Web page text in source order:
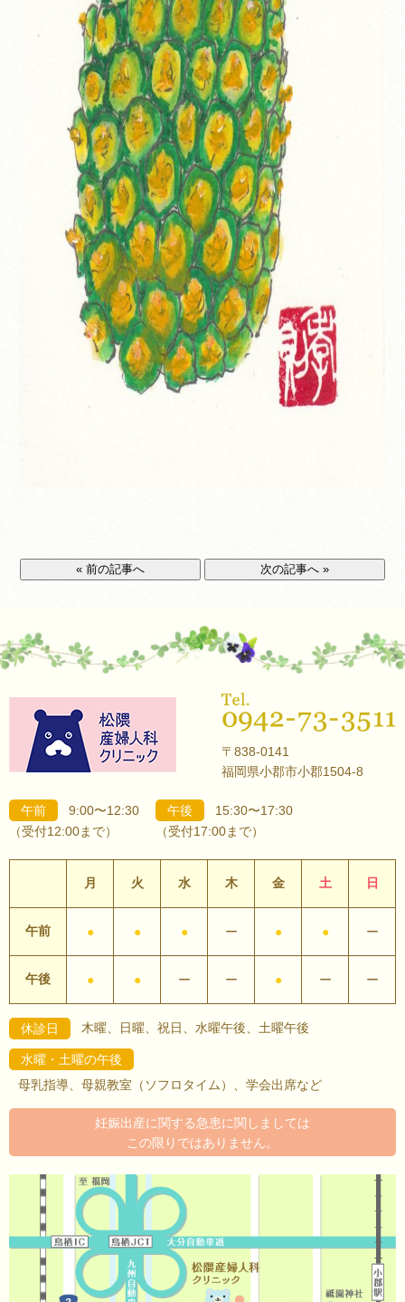
« 前の記事へ 次の記事へ »
〒838-0141
福岡県小郡市小郡1504-8
午前
9:00〜12:30
（受付12:00まで）
午後
15:30〜17:30
（受付17:00まで）
月 火 水 木 金 土 日
午前 ● ● ● ー ● ● ー
午後 ● ● ー ー ● ー ー
休診日 木曜、日曜、祝日、水曜午後、土曜午後
水曜・土曜の午後
母乳指導、母親教室（ソフロタイム）、学会出席など
妊娠出産に関する急患に関しましては
この限りではありません。